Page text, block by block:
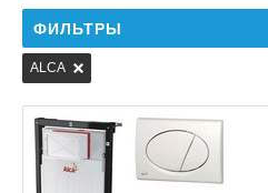
ФИЛЬТРЫ
ALCA